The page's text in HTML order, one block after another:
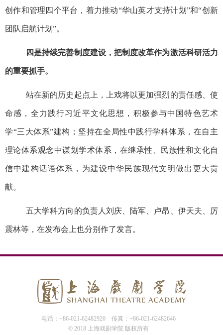
创作和管理四个平台，着力推动“华山英才支持计划”和“创新
团队启航计划”。
四是持续完善制度建设，把制度改革作为激活科研活力
的重要抓手。
站在新的历史起点上，上戏将以更加强烈的责任感、使
命感，全力践行习近平文化思想，积极参与中国特色艺术
学“三大体系”建构；坚持在全局性中践行学科体系，在自主
理论体系观念中谋划学术体系，在继承性、民族性和文化自
信中建构话语体系，为建设中华民族现代文明做出更大贡
献。
五大学科方向的负责人刘庆、陆军、卢昂、伊天夫、厉
震林等，在发布会上也分别作了发言。
电话：+86-021-62482920
传真：+86-021-62482646
© 2018 上海戏剧学院 版权所有